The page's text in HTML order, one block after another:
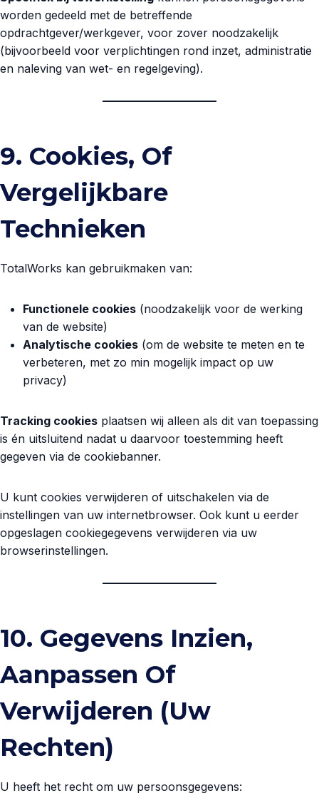
worden gedeeld met de betreffende
opdrachtgever/werkgever, voor zover noodzakelijk
(bijvoorbeeld voor verplichtingen rond inzet, administratie
en naleving van wet- en regelgeving).
9. Cookies, Of
Vergelijkbare
Technieken
TotalWorks kan gebruikmaken van:
Functionele cookies (noodzakelijk voor de werking
van de website)
Analytische cookies (om de website te meten en te
verbeteren, met zo min mogelijk impact op uw
privacy)
Tracking cookies plaatsen wij alleen als dit van toepassing
is én uitsluitend nadat u daarvoor toestemming heeft
gegeven via de cookiebanner.
U kunt cookies verwijderen of uitschakelen via de
instellingen van uw internetbrowser. Ook kunt u eerder
opgeslagen cookiegegevens verwijderen via uw
browserinstellingen.
10. Gegevens Inzien,
Aanpassen Of
Verwijderen (uw
Rechten)
U heeft het recht om uw persoonsgegevens: